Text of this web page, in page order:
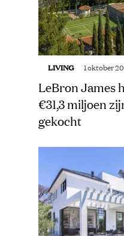
LIVING 1 oktober
LeBron James
€31,3 miljoen
gekocht